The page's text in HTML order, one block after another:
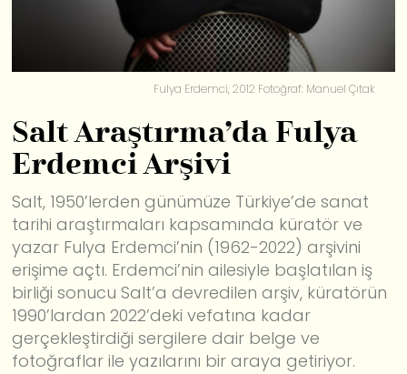
Fulya Erdemci, 2012 Fotoğraf: Manuel Çıtak
Salt Araştırma’da Fulya
Erdemci Arşivi
Salt, 1950’lerden günümüze Türkiye’de sanat
tarihi araştırmaları kapsamında küratör ve
yazar Fulya Erdemci’nin (1962-2022) arşivini
erişime açtı. Erdemci’nin ailesiyle başlatılan iş
birliği sonucu Salt’a devredilen arşiv, küratörün
1990’lardan 2022’deki vefatına kadar
gerçekleştirdiği sergilere dair belge ve
fotoğraflar ile yazılarını bir araya getiriyor.